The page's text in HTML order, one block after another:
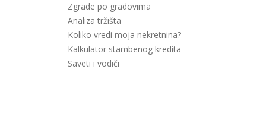
Zgrade po gradovima
Analiza tržišta
Koliko vredi moja nekretnina?
Kalkulator stambenog kredita
Saveti i vodiči